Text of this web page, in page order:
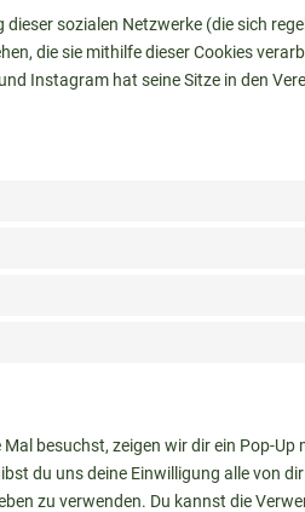
sozialen Netzwerke (die sich
die sie mithilfe dieser Cookies
Instagram hat seine Sitze in den
besuchst, zeigen wir dir ein Pop-
du uns deine Einwilligung alle von
zu verwenden. Du kannst die